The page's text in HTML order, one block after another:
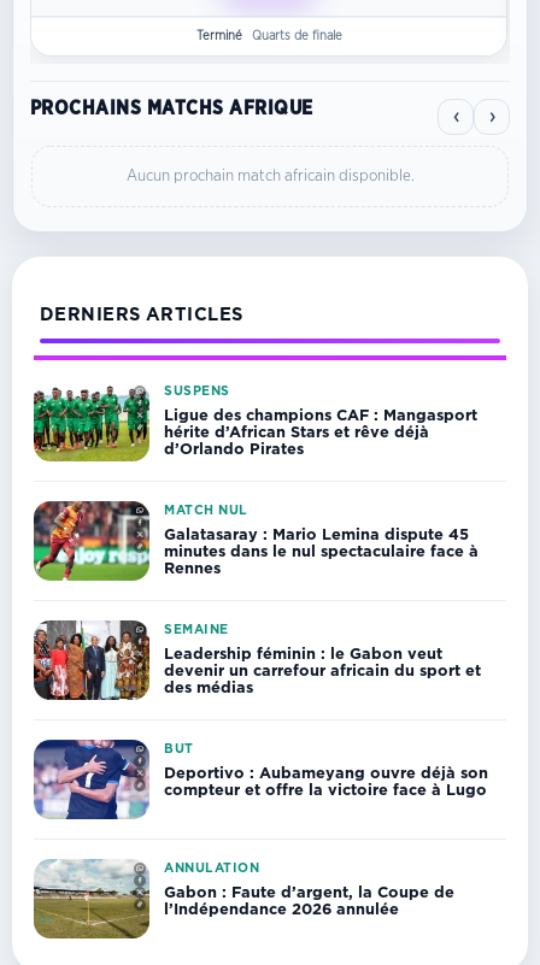
Terminé Quarts de finale
PROCHAINS MATCHS AFRIQUE ‹ ›
Aucun prochain match africain disponible.
DERNIERS ARTICLES
SUSPENS
Ligue des champions CAF : Mangasport
hérite d’African Stars et rêve déjà
d’Orlando Pirates
MATCH NUL
Galatasaray : Mario Lemina dispute 45
minutes dans le nul spectaculaire face à
Rennes
SEMAINE
Leadership féminin : le Gabon veut
devenir un carrefour africain du sport et
des médias
BUT
Deportivo : Aubameyang ouvre déjà son
compteur et offre la victoire face à Lugo
ANNULATION
Gabon : Faute d’argent, la Coupe de
l’Indépendance 2026 annulée